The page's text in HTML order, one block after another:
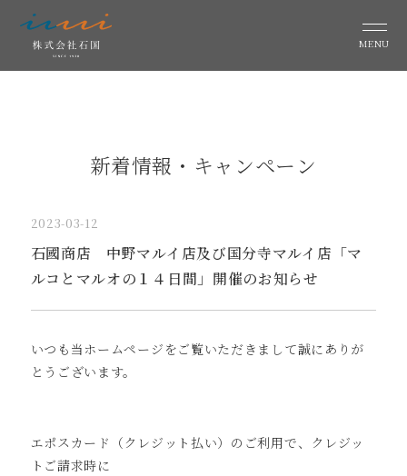
MENU
新着情報・キャンペーン
2023-03-12
石國商店 中野マルイ店及び国分寺マルイ店「マ
ルコとマルオの１４日間」開催のお知らせ
いつも当ホームページをご覧いただきまして誠にありが
とうございます。
エポスカード（クレジット払い）のご利用で、クレジッ
トご請求時に